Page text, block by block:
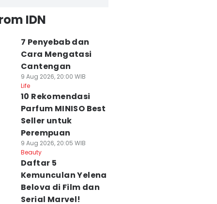
IDN
7 Penyebab dan
Cara Mengatasi
Cantengan
9 Aug 2026, 20:00 WIB
Life
10 Rekomendasi
Parfum MINISO Best
Seller untuk
Perempuan
9 Aug 2026, 20:05 WIB
Beauty
Daftar 5
Kemunculan Yelena
Belova di Film dan
Serial Marvel!